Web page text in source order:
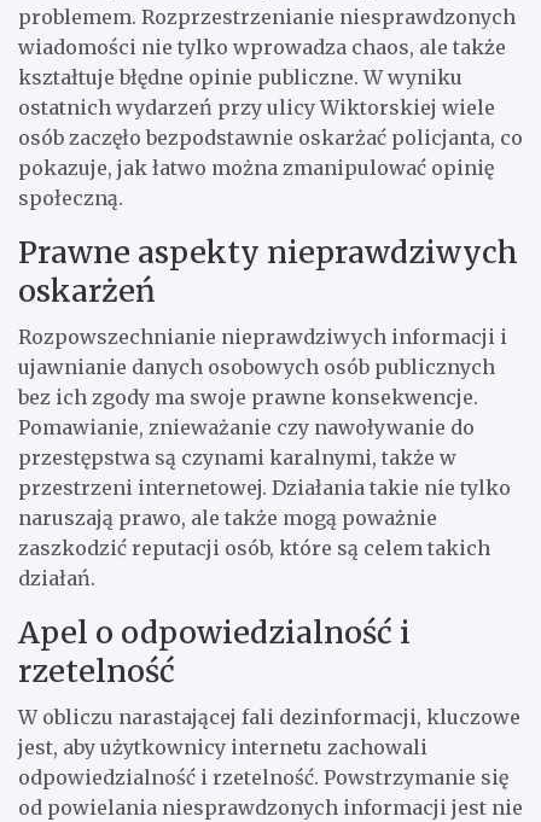
problemem. Rozprzestrzenianie niesprawdzonych
wiadomości nie tylko wprowadza chaos, ale także
kształtuje błędne opinie publiczne. W wyniku
ostatnich wydarzeń przy ulicy Wiktorskiej wiele
osób zaczęło bezpodstawnie oskarżać policjanta, co
pokazuje, jak łatwo można zmanipulować opinię
społeczną.
Prawne aspekty nieprawdziwych
oskarżeń
Rozpowszechnianie nieprawdziwych informacji i
ujawnianie danych osobowych osób publicznych
bez ich zgody ma swoje prawne konsekwencje.
Pomawianie, znieważanie czy nawoływanie do
przestępstwa są czynami karalnymi, także w
przestrzeni internetowej. Działania takie nie tylko
naruszają prawo, ale także mogą poważnie
zaszkodzić reputacji osób, które są celem takich
działań.
Apel o odpowiedzialność i
rzetelność
W obliczu narastającej fali dezinformacji, kluczowe
jest, aby użytkownicy internetu zachowali
odpowiedzialność i rzetelność. Powstrzymanie się
od powielania niesprawdzonych informacji jest nie